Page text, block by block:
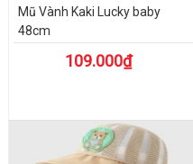
Mũ Vành Kaki Lucky baby
48cm
109.000₫